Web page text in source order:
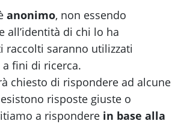
anonimo, non essendo
all’identità di chi lo ha
raccolti saranno utilizzati
fini di ricerca.
chiesto di rispondere ad alcune
risposte giuste o
a rispondere in base alla